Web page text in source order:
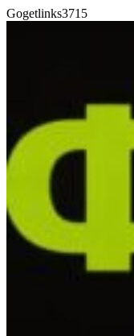
Gogetlinks3715